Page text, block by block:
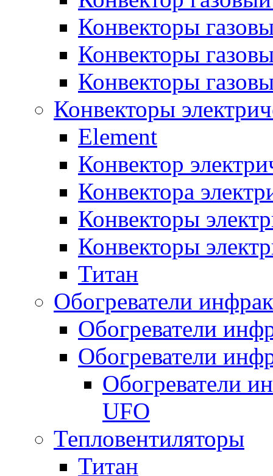
Конвекторы
Конвекторы
Конвекторы
Конвекторы
Element
Конвектор
Конвектора
Конвекторы
Конвекторы
Титан
Обогреватели
Обогреватели
Обогреватели
Обогреватели
UFO
Тепловентиляторы
Титан